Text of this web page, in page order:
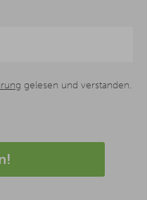
gelesen und verstanden.